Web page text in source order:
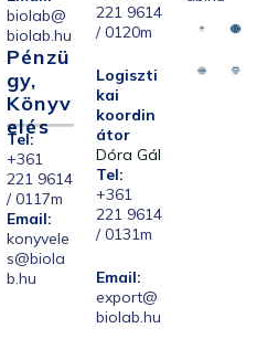
biolab@
biolab.hu
Pénzü
Gy,
Könyv
Elés
Tel:
+361
221 9614
/ 0117m
Email:
konyvele
s@biola
b.hu
221 9614
/ 0120m
Logiszti
kai
koordin
átor
Dóra Gál
Tel:
+361
221 9614
/ 0131m
Email:
export@
biolab.hu